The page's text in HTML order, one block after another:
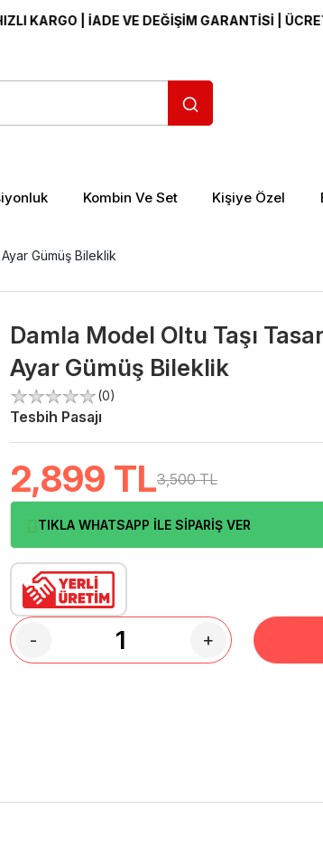
| İADE VE DEĞİŞİM GARANTİSİ | ÜCRETSİZ
Kombin Ve Set Kişiye Özel
Gümüş Bileklik
Damla Model Oltu Taşı
Ayar Gümüş Bileklik
(0)
Tesbih Pasajı
2,899 TL3,500 TL
TIKLA WHATSAPP İLE SİPARİŞ VER
- +